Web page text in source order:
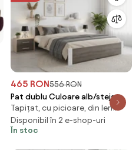
465 RON556 RON
Pat dublu Culoare alb/stejar
trufa, IKAROS 160 x 200 cm
Saltele: Fara saltea, Somiera
pat: Fara somiera
Tapițat, cu picioare, din lemn
Disponibil în 2 e-shop-uri
În stoc